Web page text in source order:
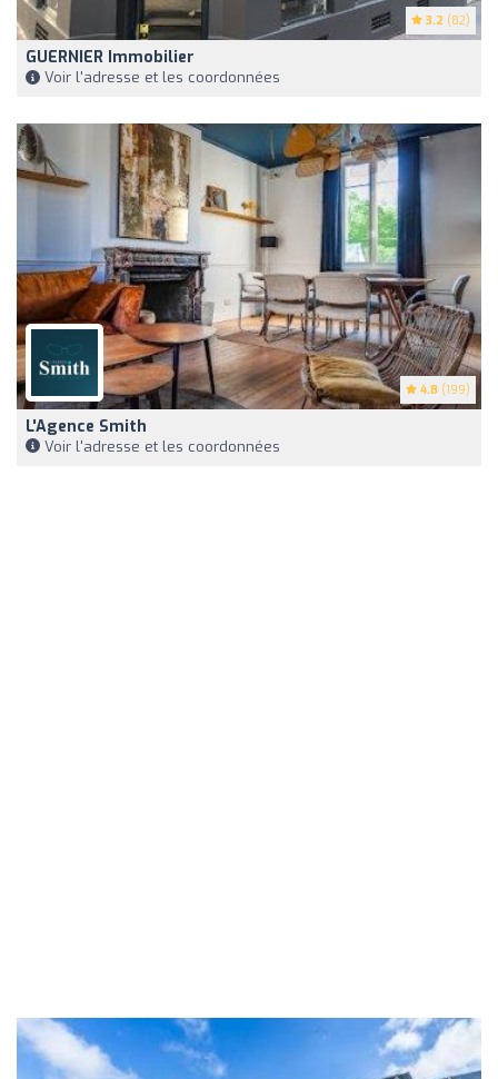
3.2 (82)
GUERNIER Immobilier
Voir l'adresse et les coordonnées
4.8 (199)
L'Agence Smith
Voir l'adresse et les coordonnées